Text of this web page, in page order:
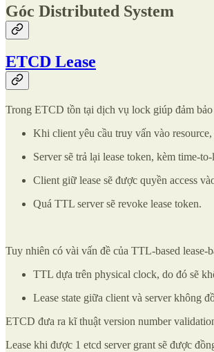
Góc Distributed System
ETCD Lease
Trong ETCD tồn tại dịch vụ lock giúp đảm
Khi client yêu cầu truy vấn vào
Server sẽ trả lại lease token, kèm time-
Client giữ lease sẽ được quyền access
Quá TTL server sẽ revoke lease token.
Tuy nhiên có vài vấn đề của TTL-based lease-
TTL dựa trên physical clock, do đó sẽ
Lease state giữa client và server không
ETCD đưa ra kĩ thuật version number
Lease khi được 1 etcd server grant sẽ được